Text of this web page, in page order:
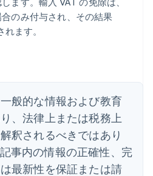
のみ付与され、その結果
ます。
般的な情報および教育
、法律上または税務上
釈されるべきではあり
事内の情報の正確性、完
最新性を保証または請